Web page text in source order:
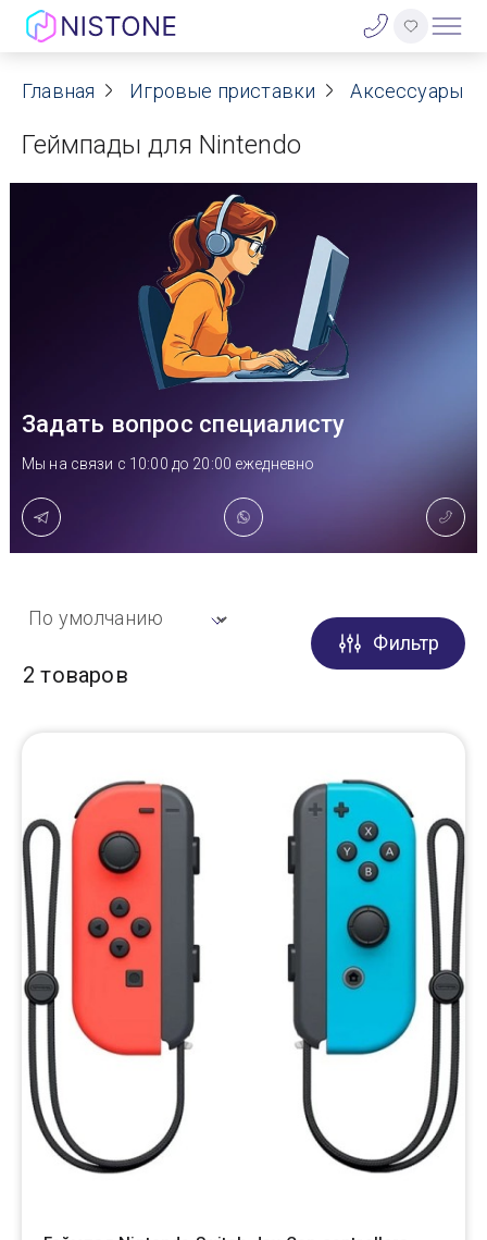
Акции
О нас
Договор оферты
Реквизиты
Контакты
Гарантия
Главная Игровые приставки Аксессуары
Геймпады для Nintendo
Задать вопрос специалисту
Мы на связи с 10:00 до 20:00 ежедневно
2 товаров
Фильтр